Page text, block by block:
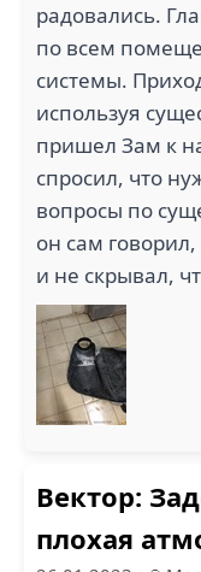
радовались.
по всем
системы.
используя
пришел Зам к
спросил, что
вопросы по
он сам
и не скрывал,
Вектор:
плохая